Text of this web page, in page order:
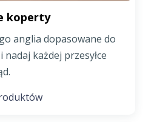
koperty
anglia dopasowane do
każdej przesyłce